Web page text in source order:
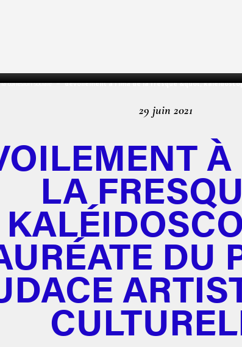
cohésion sociale dévoilement à l'ima de la fresque &quot;
29 juin 2021
LA
DU